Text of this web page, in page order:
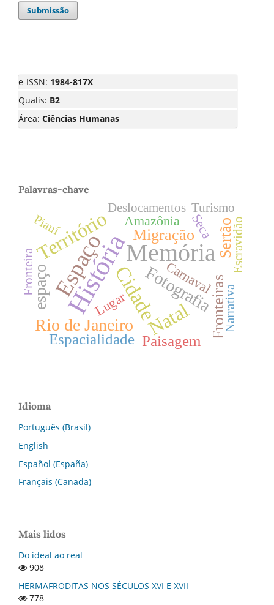
Submissão
e-ISSN: 1984-817X
Qualis: B2
Área: Ciências Humanas
Palavras-chave
HistóriaMemória
EspaçoCidade
Território
Natal
Fotografia
Rio de Janeiro
espaço
Migração
Fronteiras
Sertão
Paisagem
Espacialidade
Seca
Amazônia
Carnaval
Lugar
Deslocamentos
Narrativa
Piauí Escravidão
Fronteira
Turismo
Idioma
Português (Brasil)
English
Español (España)
Français (Canada)
Mais lidos
Do ideal ao real
908
HERMAFRODITAS NOS SÉCULOS XVI E XVII
778